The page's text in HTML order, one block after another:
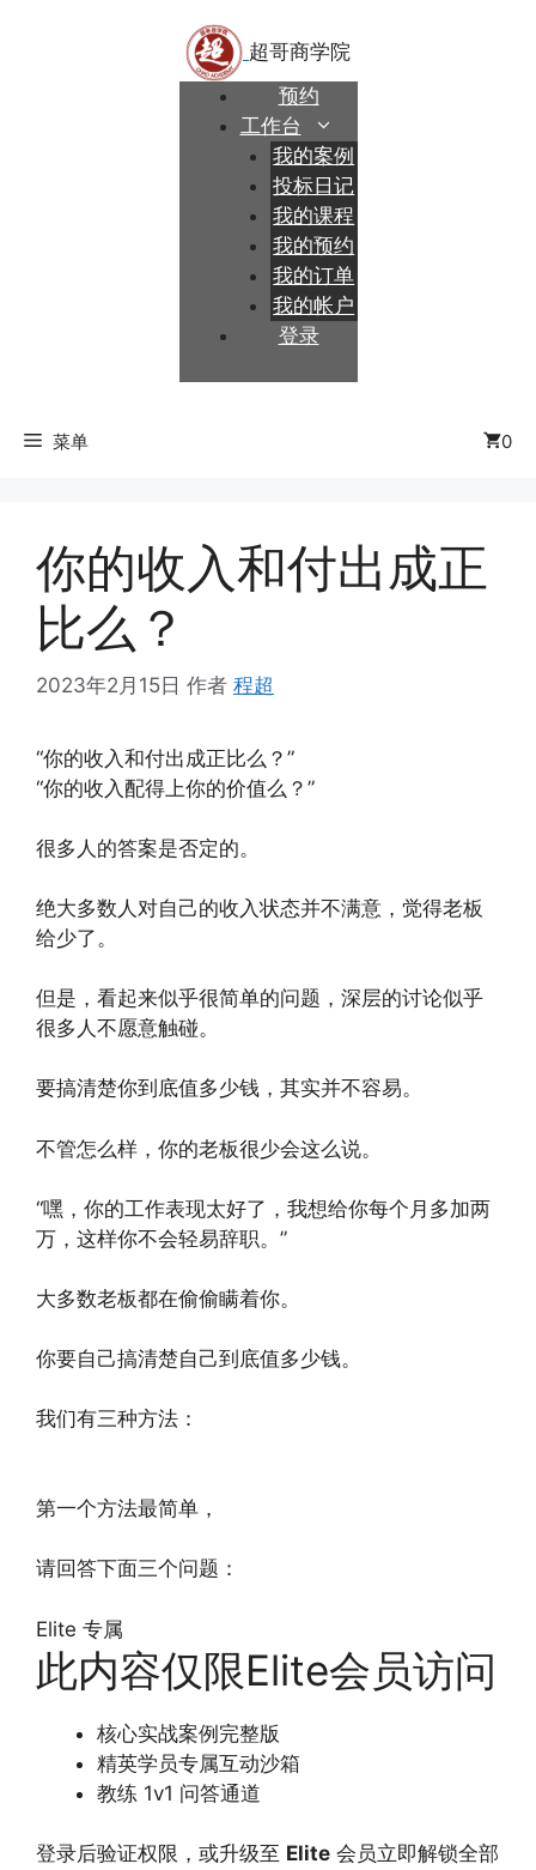
预约
工作台
我的案例
投标日记
我的课程
我的预约
我的订单
我的帐户
登录
菜单 0
你的收入和付出成正
比么？
2023年2月15日 作者 程超
“你的收入和付出成正比么？”
“你的收入配得上你的价值么？”
很多人的答案是否定的。
绝大多数人对自己的收入状态并不满意，觉得老板
给少了。
但是，看起来似乎很简单的问题，深层的讨论似乎
很多人不愿意触碰。
要搞清楚你到底值多少钱，其实并不容易。
不管怎么样，你的老板很少会这么说。
“嘿，你的工作表现太好了，我想给你每个月多加两
万，这样你不会轻易辞职。”
大多数老板都在偷偷瞒着你。
你要自己搞清楚自己到底值多少钱。
我们有三种方法：
第一个方法最简单，
请回答下面三个问题：
Elite 专属
此内容仅限Elite会员访问
核心实战案例完整版
精英学员专属互动沙箱
教练 1v1 问答通道
登录后验证权限，或升级至 Elite 会员立即解锁全部